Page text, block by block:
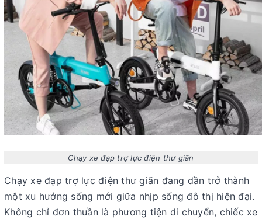
Chạy xe đạp trợ lực điện thư giãn
Chạy xe đạp trợ lực điện thư giãn đang dần trở thành
một xu hướng sống mới giữa nhịp sống đô thị hiện đại.
Không chỉ đơn thuần là phương tiện di chuyển, chiếc xe